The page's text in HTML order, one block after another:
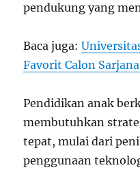
pendukung yang
Baca juga:
Favorit Calon
Pendidikan anak
membutuhkan
tepat, mulai dari
penggunaan